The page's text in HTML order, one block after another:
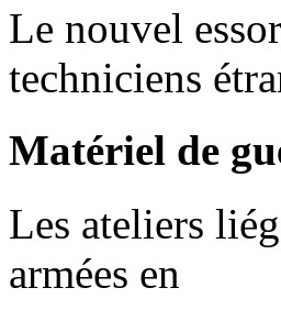
Le nouvel
techniciens
Matériel de
Les ateliers
armées en